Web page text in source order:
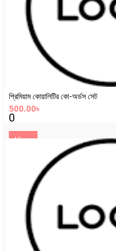
প্রিমিয়াম কোয়ালিটির কো-অর্ডস সেট
500.00৳
0
View